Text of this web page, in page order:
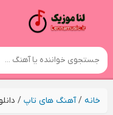
خانه/آهنگ های تاپ/